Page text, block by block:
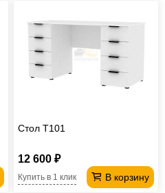
Стол T101
12 600 ₽
В корзину
Купить в 1 клик